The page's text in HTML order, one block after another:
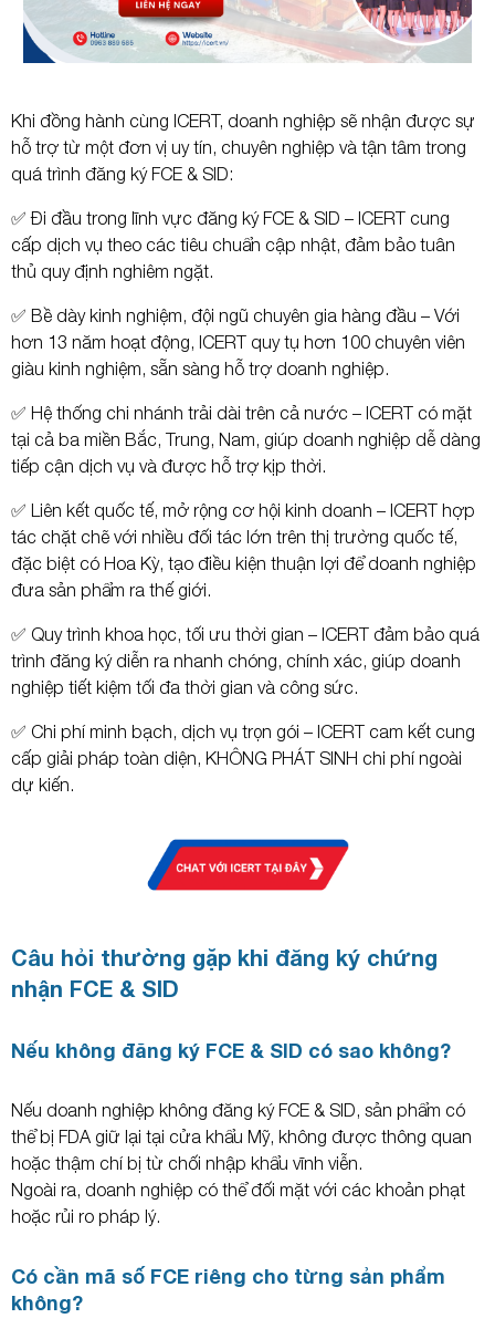
Khi đồng hành cùng ICERT, doanh nghiệp sẽ nhận được sự
hỗ trợ từ một đơn vị uy tín, chuyên nghiệp và tận tâm trong
quá trình đăng ký FCE & SID:
✅ Đi đầu trong lĩnh vực đăng ký FCE & SID – ICERT cung
cấp dịch vụ theo các tiêu chuẩn cập nhật, đảm bảo tuân
thủ quy định nghiêm ngặt.
✅ Bề dày kinh nghiệm, đội ngũ chuyên gia hàng đầu – Với
hơn 13 năm hoạt động, ICERT quy tụ hơn 100 chuyên viên
giàu kinh nghiệm, sẵn sàng hỗ trợ doanh nghiệp.
✅ Hệ thống chi nhánh trải dài trên cả nước – ICERT có mặt
tại cả ba miền Bắc, Trung, Nam, giúp doanh nghiệp dễ dàng
tiếp cận dịch vụ và được hỗ trợ kịp thời.
✅ Liên kết quốc tế, mở rộng cơ hội kinh doanh – ICERT hợp
tác chặt chẽ với nhiều đối tác lớn trên thị trường quốc tế,
đặc biệt có Hoa Kỳ, tạo điều kiện thuận lợi để doanh nghiệp
đưa sản phẩm ra thế giới.
✅ Quy trình khoa học, tối ưu thời gian – ICERT đảm bảo quá
trình đăng ký diễn ra nhanh chóng, chính xác, giúp doanh
nghiệp tiết kiệm tối đa thời gian và công sức.
✅ Chi phí minh bạch, dịch vụ trọn gói – ICERT cam kết cung
cấp giải pháp toàn diện, KHÔNG PHÁT SINH chi phí ngoài
dự kiến.
Câu hỏi thường gặp khi đăng ký chứng
nhận FCE & SID
Nếu không đăng ký FCE & SID có sao không?
Nếu doanh nghiệp không đăng ký FCE & SID, sản phẩm có
thể bị FDA giữ lại tại cửa khẩu Mỹ, không được thông quan
hoặc thậm chí bị từ chối nhập khẩu vĩnh viễn.
Ngoài ra, doanh nghiệp có thể đối mặt với các khoản phạt
hoặc rủi ro pháp lý.
Có cần mã số FCE riêng cho từng sản phẩm
không?